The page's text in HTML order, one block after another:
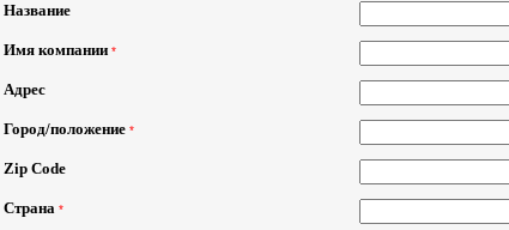
Название
Имя компании *
Адрес
Город/положение *
Zip Code
Страна *